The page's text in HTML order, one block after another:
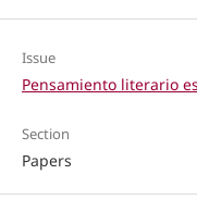
Issue
Pensamiento literario
Section
Papers